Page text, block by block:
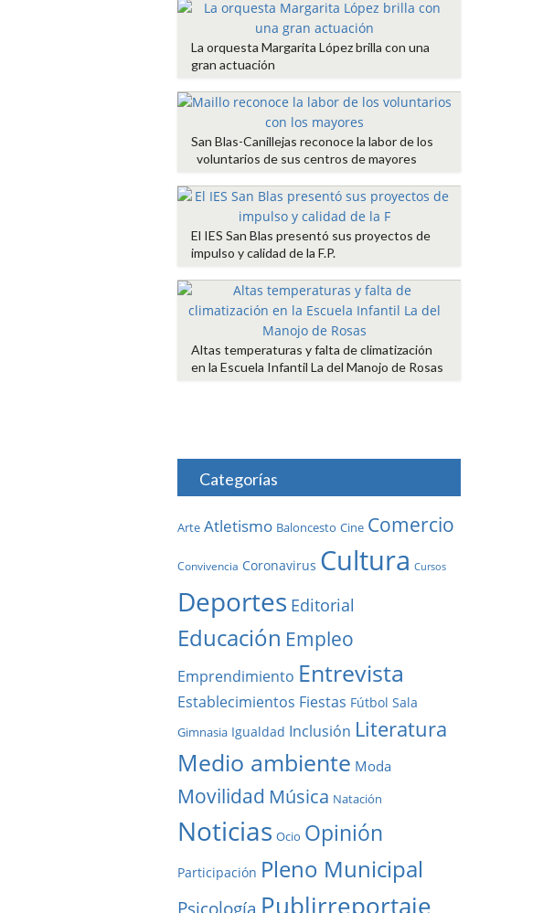
La orquesta Margarita López brilla con una
gran actuación
San Blas-Canillejas reconoce la labor de los
voluntarios de sus centros de mayores
El IES San Blas presentó sus proyectos de
impulso y calidad de la F.P.
Altas temperaturas y falta de climatización
en la Escuela Infantil La del Manojo de Rosas
Categorías
Arte Atletismo Baloncesto Cine Comercio
Convivencia Coronavirus Cultura Cursos
Deportes Editorial
Educación Empleo
Emprendimiento Entrevista
Establecimientos Fiestas Fútbol Sala
Gimnasia Igualdad Inclusión Literatura
Medio ambiente Moda
Movilidad Música Natación
Noticias Ocio Opinión
Participación Pleno Municipal
Psicología Publirreportaje